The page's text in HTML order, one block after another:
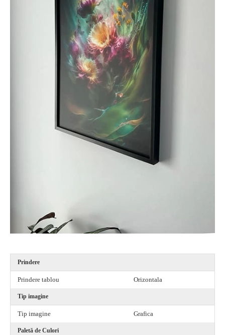
Prindere
Prindere tablou Orizontala
Tip imagine
Tip imagine Grafica
Paletă de Culori